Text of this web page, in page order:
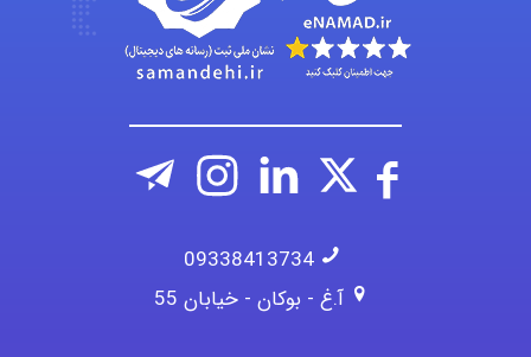
09338413734
آ.غ - بوکان - خیابان 55